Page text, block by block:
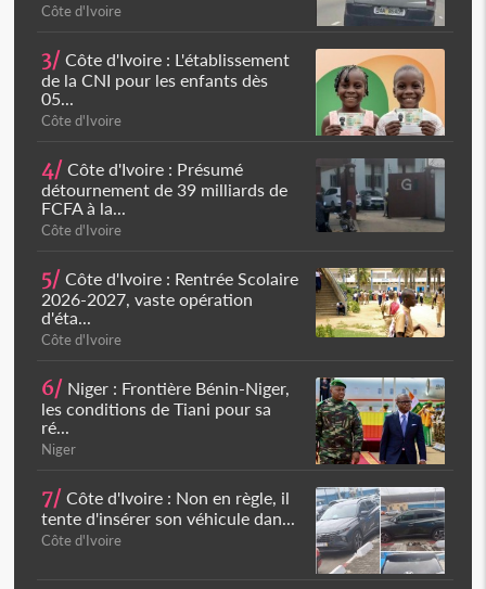
Côte d'Ivoire
3/ Côte d'Ivoire : L'établissement
de la CNI pour les enfants dès
05...
Côte d'Ivoire
4/ Côte d'Ivoire : Présumé
détournement de 39 milliards de
FCFA à la...
Côte d'Ivoire
5/ Côte d'Ivoire : Rentrée Scolaire
2026-2027, vaste opération
d'éta...
Côte d'Ivoire
6/ Niger : Frontière Bénin-Niger,
les conditions de Tiani pour sa
ré...
Niger
7/ Côte d'Ivoire : Non en règle, il
tente d'insérer son véhicule dan...
Côte d'Ivoire